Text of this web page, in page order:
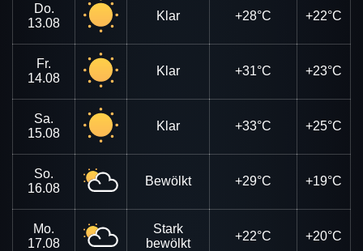
Do.
13.08
Klar +28°C +22°C
Fr.
14.08
Klar +31°C +23°C
Sa.
15.08
Klar +33°C +25°C
So.
16.08
Bewölkt +29°C +19°C
Mo.
17.08
Stark
bewölkt
+22°C +20°C